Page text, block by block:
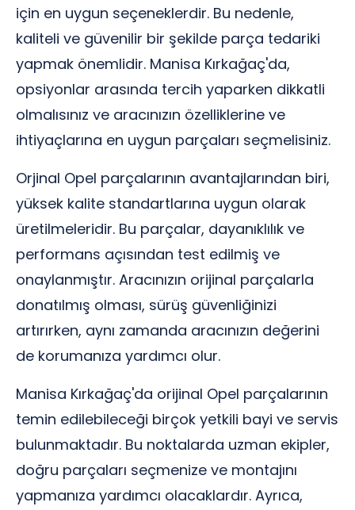
için en uygun seçeneklerdir. Bu nedenle,
kaliteli ve güvenilir bir şekilde parça tedariki
yapmak önemlidir. Manisa Kırkağaç'da,
opsiyonlar arasında tercih yaparken dikkatli
olmalısınız ve aracınızın özelliklerine ve
ihtiyaçlarına en uygun parçaları seçmelisiniz.
Orjinal Opel parçalarının avantajlarından biri,
yüksek kalite standartlarına uygun olarak
üretilmeleridir. Bu parçalar, dayanıklılık ve
performans açısından test edilmiş ve
onaylanmıştır. Aracınızın orijinal parçalarla
donatılmış olması, sürüş güvenliğinizi
artırırken, aynı zamanda aracınızın değerini
de korumanıza yardımcı olur.
Manisa Kırkağaç'da orijinal Opel parçalarının
temin edilebileceği birçok yetkili bayi ve servis
bulunmaktadır. Bu noktalarda uzman ekipler,
doğru parçaları seçmenize ve montajını
yapmanıza yardımcı olacaklardır. Ayrıca,